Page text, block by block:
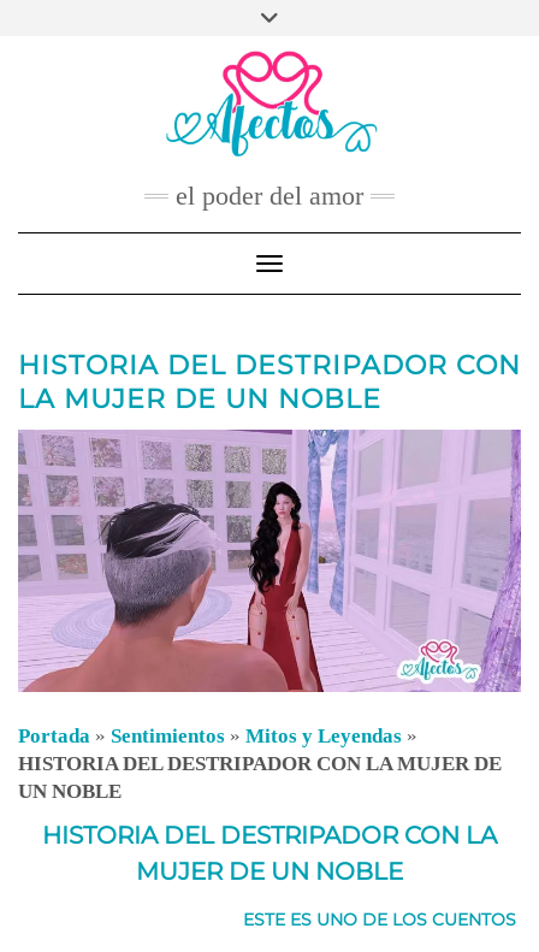
FACEBOOK
TWITTER
INSTAGRAM
PINTEREST
CONTACTO
el poder del amor
Toggle Navigation
HISTORIA DEL DESTRIPADOR CON
LA MUJER DE UN NOBLE
Portada » Sentimientos » Mitos y Leyendas »
HISTORIA DEL DESTRIPADOR CON LA MUJER DE
UN NOBLE
HISTORIA DEL DESTRIPADOR CON LA
MUJER DE UN NOBLE
ESTE ES UNO DE LOS CUENTOS